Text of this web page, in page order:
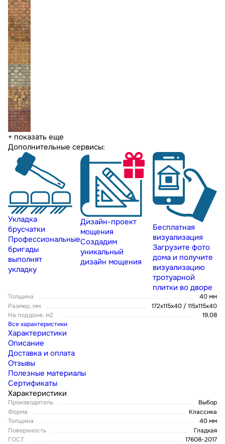
+ показать еще
Дополнительные сервисы:
Укладка
брусчатки
Профессиональные
бригады
выполнят
укладку
Дизайн-проект
мощения
Создадим
уникальный
дизайн мощения
Бесплатная
визуализация
Загрузите фото
дома и получите
визуализацию
тротуарной
плитки во дворе
Толщина
40 мм
Размер, мм
172х115х40 / 115х115х40
На поддоне, м2
19,08
Все характеристики
Характеристики
Описание
Доставка и оплата
Отзывы
Полезные материалы
Сертификаты
Характеристики
Производитель
Выбор
Форма
Классика
Толщина
40 мм
Поверхность
Гладкая
ГОСТ
17608-2017